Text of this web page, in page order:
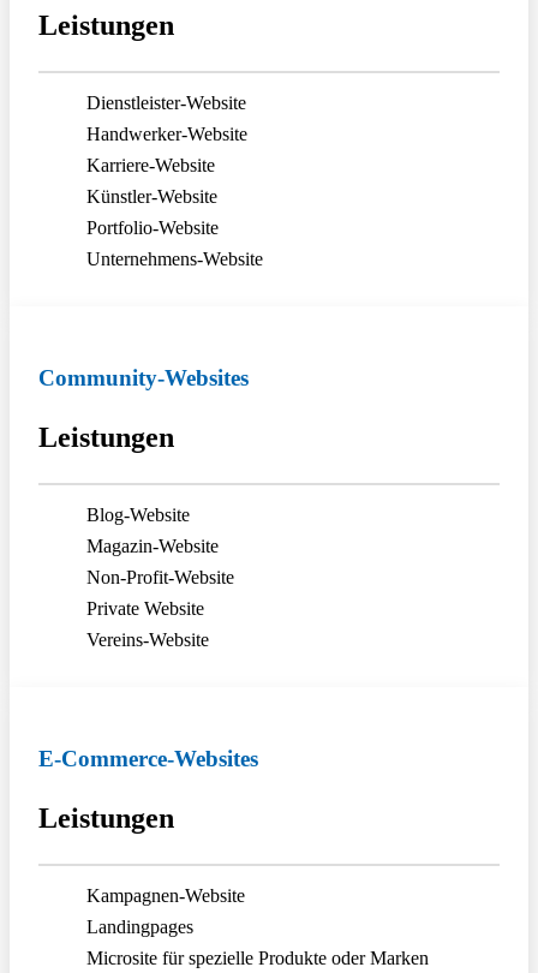
Leistungen
Dienstleister-Website
Handwerker-Website
Karriere-Website
Künstler-Website
Portfolio-Website
Unternehmens-Website
Community-Websites
Leistungen
Blog-Website
Magazin-Website
Non-Profit-Website
Private Website
Vereins-Website
E-Commerce-Websites
Leistungen
Kampagnen-Website
Landingpages
Microsite für spezielle Produkte oder Marken